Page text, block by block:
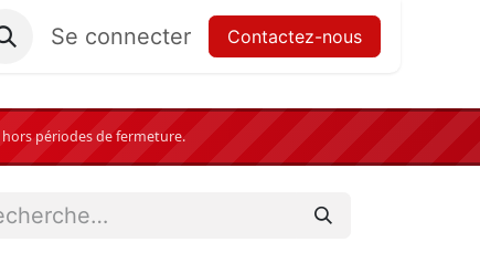
Se connecter Contactez-nous
hors périodes de fermeture.